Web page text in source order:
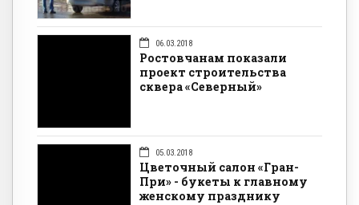
06.03.2018
Ростовчанам показали
проект строительства
сквера «Северный»
05.03.2018
Цветочный салон «Гран-
При» - букеты к главному
женскому празднику